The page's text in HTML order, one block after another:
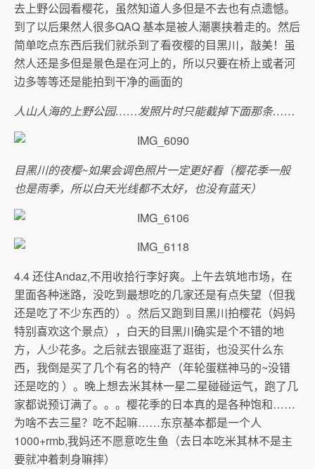
去上野公园看樱花，虽然知道人多但是不去也有点遗憾。
到了以后果然人很多QAQ 基本是被人潮裹挟着走的。然后
简单吃点东西后我们就杀到了看夜樱的目黑川，敲美！虽
然人还是多但是景色是在河上的，所以只要在桥上或者河
边多等等还是能拍到干净的画面的
人山人海的上野公园……发照片时只能截掉下面那条……
目黑川的夜樱~如果会调色照片一定更好看（樱花季一般
也是雨季，所以白天光线都不太好，也没有蓝天）
4.4 还住Andaz,不用收拾行李好爽。上午去筑地市场，在
里面各种迷路，没吃到最想吃的几家还是有点失望（但我
还是吃了不少东西的）。然后又跑到目黑川拍樱花（妈妈
特别喜欢这个景点），白天的目黑川确实是个不错的地
方，人少花多。之后就去银座逛了逛街，也没买什么东
西，我倒是买了几个有名的特产（年轮蛋糕神马的~没错
还是吃的 ）。晚上想去米其林一星二星碰碰运气，跑了几
家都说预订满了。。。樱花季的日本真的是各种饱和……
为啥不去三星？吃不起嘛……东京基本都是一个人
1000+rmb,我妈还不愿意吃生鱼（去日本吃米其林不是主
要就冲着刺身嘛摔）